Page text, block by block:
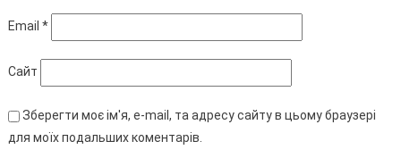
Email *
Сайт
Зберегти моє ім'я, e-mail, та адресу сайту в цьому браузері
для моїх подальших коментарів.